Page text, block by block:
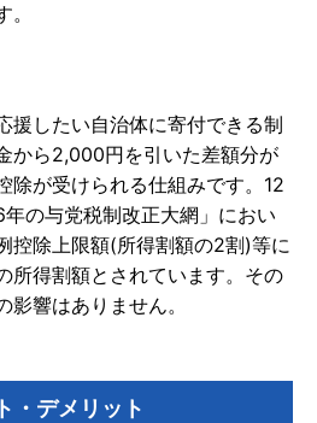
援したい自治体に寄付できる制
から2,000円を引いた差額分が
除が受けられる仕組みです。12
の与党税制改正大網」におい
控除上限額(所得割額の2割)等に
所得割額とされています。その
響はありません。
・デメリット